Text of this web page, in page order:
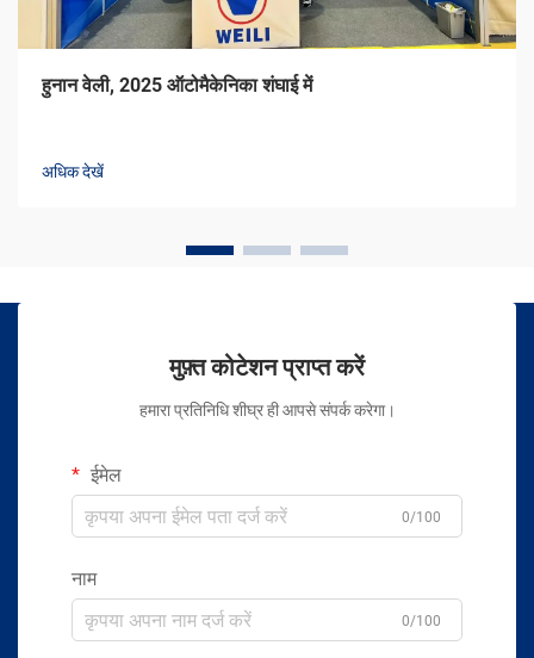
हुनान वेली, 2025 ऑटोमैकेनिका शंघाई में
अधिक देखें
मुफ़्त कोटेशन प्राप्त करें
हमारा प्रतिनिधि शीघ्र ही आपसे संपर्क करेगा।
ईमेल
0/100
नाम
0/100